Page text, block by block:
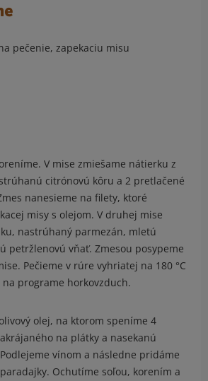
pečenie, zapekaciu misu
V mise zmiešame nátierku z
citrónovú kôru a 2 pretlačené
nanesieme na filety, ktoré
misy s olejom. V druhej mise
nastrúhaný parmezán, mletú
petržlenovú vňať. Zmesou posypeme
Pečieme v rúre vyhriatej na 180 °C
programe horkovzduch.
olej, na ktorom speníme 4
na plátky a nasekanú
vínom a následne pridáme
Ochutíme soľou, korením a